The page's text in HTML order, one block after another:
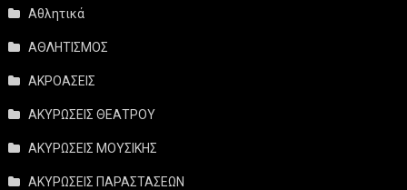
Αθλητικά
ΑΘΛΗΤΙΣΜΟΣ
ΑΚΡΟΑΣΕΙΣ
ΑΚΥΡΩΣΕΙΣ ΘΕΑΤΡΟΥ
ΑΚΥΡΩΣΕΙΣ ΜΟΥΣΙΚΗΣ
ΑΚΥΡΩΣΕΙΣ ΠΑΡΑΣΤΑΣΕΩΝ